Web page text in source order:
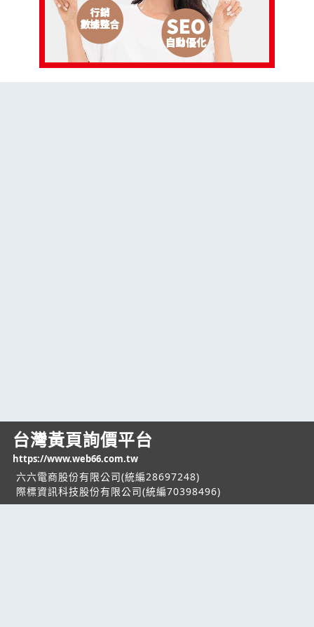
台灣黃頁詢價平台
https://www.web66.com.tw
六六電商股份有限公司(統編28697248)
際標資訊科技股份有限公司(統編70398496)